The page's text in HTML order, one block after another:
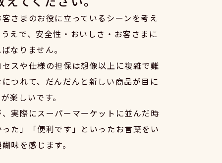
さまのお役に立っているシーンを考え
えで、安全性・おいしさ・お客さまに
なりません。
スや仕様の担保は想像以上に複雑で難
つれて、だんだんと新しい商品が目に
楽しいです。
実際にスーパーマーケットに並んだ時
た」「便利です」といったお言葉をい
味を感じます。